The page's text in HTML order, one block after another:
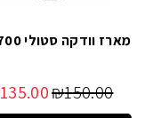
מארז וודקה סטולי 700 מ"ל
₪150.00
135.00